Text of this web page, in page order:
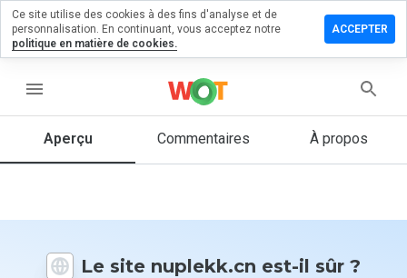
menu
Aperçu Commentaires À propos
Le site nuplekk.cn est-il sûr ?
un
1 et 5
vous à ce
Ce site utilise des cookies à des fins d'analyse et de
personnalisation. En continuant, vous acceptez notre
politique en matière de cookies.
ACCEPTER